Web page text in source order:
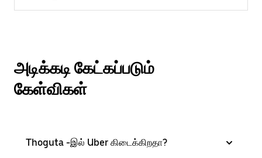
அடிக்கடி கேட்கப்படும்
கேள்விகள்
Thoguta -இல் Uber கிடைக்கிறதா?